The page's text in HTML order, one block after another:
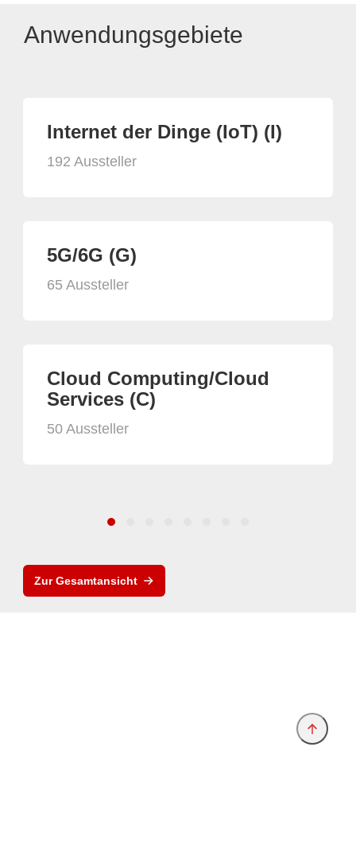
Anwendungsgebiete
Internet der Dinge (IoT) (I)
192 Aussteller
5G/6G (G)
65 Aussteller
Cloud Computing/Cloud
Services (C)
50 Aussteller
Zur Gesamtansicht